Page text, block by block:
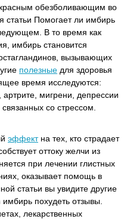
обезболивающим во
статьи Помогает ли имбирь
В то время как
имбирь становится
вызывающих
полезные для здоровья
время исследуются:
мигрени, депрессии
со стрессом.
эффектна тех, кто страдает
оттоку желчи из
при лечении глистных
оказывает помощь в
статьи вы увидите другие
похудеть отзывы.
лекарственных